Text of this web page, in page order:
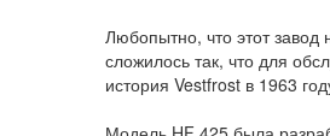
Любопытно, что этот
сложилось так, что для
история Vestfrost в 1963